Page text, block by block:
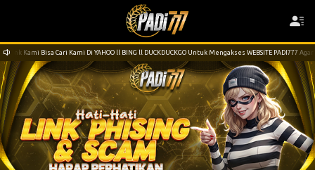
ll BING ll DUCKDUCKGO Untuk Mengakses WEBSITE PADI777 Agar Lebih Lancar